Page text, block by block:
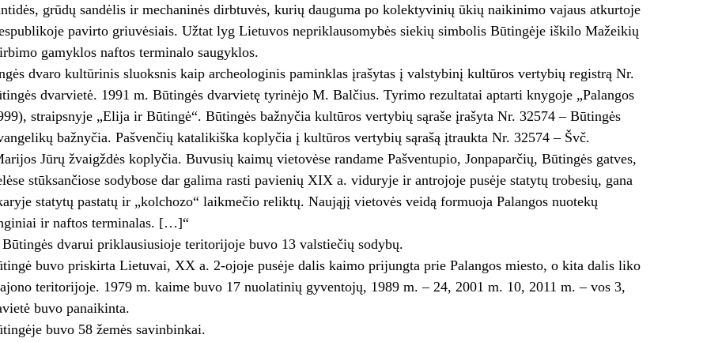
grūdų sandėlis ir mechaninės dirbtuvės, ku­rių dauguma po kolektyvinių ūkių naikinimo vajaus atkurtoje
pavirto griuvėsiais. Užtat lyg Lietuvos nepriklausomybės siekių simbolis Būtingėje iškilo Mažeikių
gamyklos naftos terminalo saugyklos.
dvaro kultūrinis sluoksnis kaip archeologinis paminklas įrašytas į valsty­binį kultūros vertybių registrą Nr.
dvarvietė. 1991 m. Būtingės dvarvietę tyrinėjo M. Balčius. Tyrimo rezultatai aptarti knygoje „Palangos
straipsnyje „Elija ir Būtingė“. Būtingės bažnyčia kultūros vertybių sąraše įrašyta Nr. 32574 – Būtingės
bažnyčia. Pašvenčių katalikiška koplyčia į kultūros vertybių sąrašą įtraukta Nr. 32574 – Švč.
Jūrų žvaigždės koplyčia. Buvusių kaimų vietovėse randame Pašventupio, Jonpaparčių, Būtingės gatves,
stūksančiose sodybose dar galima rasti pavienių XIX a. viduryje ir antrojoje pusėje statytų trobesių, gana
statytų pastatų ir „kolchozo“ laikmečio reliktų. Naująjį vietovės veidą formuoja Palangos nuotekų
ir naftos terminalas. […]“
dvarui priklausiusioje teritorijoje buvo 13 valstiečių sodybų.
buvo priskirta Lietuvai, XX a. 2-ojoje pusėje dalis kaimo prijungta prie Palangos miesto, o kita dalis liko
teritorijoje. 1979 m. kaime buvo 17 nuolatinių gyventojų, 1989 m. – 24, 2001 m. 10, 2011 m. – vos 3,
buvo panaikinta.
buvo 58 žemės savinbinkai.